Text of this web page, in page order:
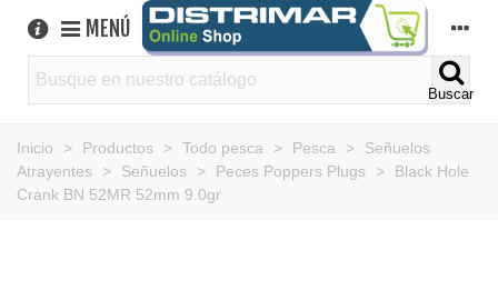
MENÚ
Buscar
Inicio > Productos > Todo pesca > Pesca >
Señuelos
Atrayentes
> Señuelos > Peces Poppers Plugs >
Black Hole
Crank BN 52MR 52mm 9.0gr